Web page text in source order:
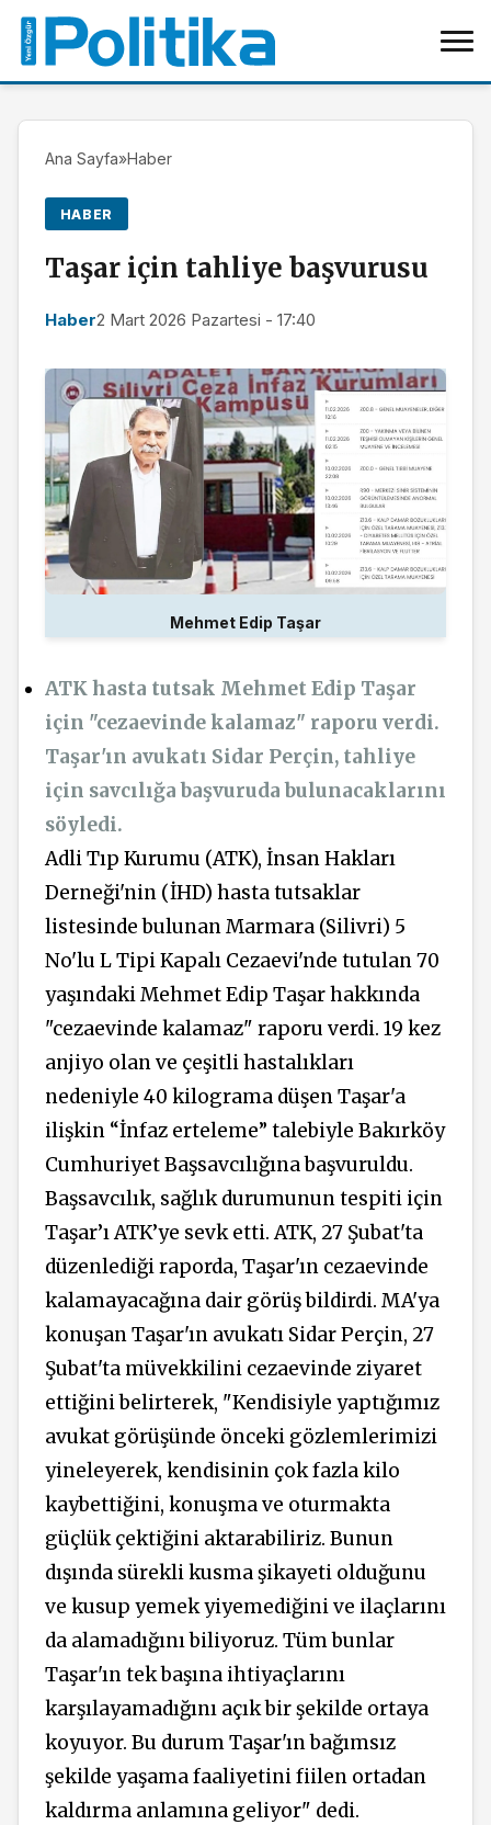
Ana Sayfa»Haber
HABER
Taşar için tahliye başvurusu
Haber2 Mart 2026 Pazartesi - 17:40
Mehmet Edip Taşar
ATK hasta tutsak Mehmet Edip Taşar
için "cezaevinde kalamaz" raporu verdi.
Taşar'ın avukatı Sidar Perçin, tahliye
için savcılığa başvuruda bulunacaklarını
söyledi.
Adli Tıp Kurumu (ATK), İnsan Hakları
Derneği'nin (İHD) hasta tutsaklar
listesinde bulunan Marmara (Silivri) 5
No'lu L Tipi Kapalı Cezaevi'nde tutulan 70
yaşındaki Mehmet Edip Taşar hakkında
"cezaevinde kalamaz" raporu verdi. 19 kez
anjiyo olan ve çeşitli hastalıkları
nedeniyle 40 kilograma düşen Taşar'a
ilişkin “İnfaz erteleme” talebiyle Bakırköy
Cumhuriyet Başsavcılığına başvuruldu.
Başsavcılık, sağlık durumunun tespiti için
Taşar’ı ATK’ye sevk etti. ATK, 27 Şubat'ta
düzenlediği raporda, Taşar'ın cezaevinde
kalamayacağına dair görüş bildirdi. MA'ya
konuşan Taşar'ın avukatı Sidar Perçin, 27
Şubat'ta müvekkilini cezaevinde ziyaret
ettiğini belirterek, "Kendisiyle yaptığımız
avukat görüşünde önceki gözlemlerimizi
yineleyerek, kendisinin çok fazla kilo
kaybettiğini, konuşma ve oturmakta
güçlük çektiğini aktarabiliriz. Bunun
dışında sürekli kusma şikayeti olduğunu
ve kusup yemek yiyemediğini ve ilaçlarını
da alamadığını biliyoruz. Tüm bunlar
Taşar'ın tek başına ihtiyaçlarını
karşılayamadığını açık bir şekilde ortaya
koyuyor. Bu durum Taşar'ın bağımsız
şekilde yaşama faaliyetini fiilen ortadan
kaldırma anlamına geliyor" dedi.